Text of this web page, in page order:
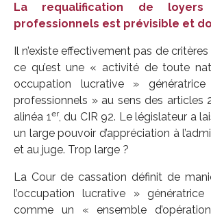
La requalification de
professionnels est prévisible et
Il n’existe effectivement pas de
ce qu’est une « activité de toute
occupation lucrative »
professionnels » au sens des articles
alinéa 1er, du CIR 92. Le législateur a
un large pouvoir d’appréciation à
et au juge. Trop large ?
La Cour de cassation définit de
l’occupation lucrative »
comme un « ensemble